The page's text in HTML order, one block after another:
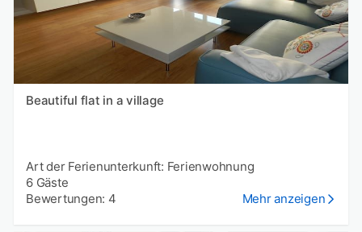
Beautiful flat in a village
Art der Ferienunterkunft: Ferienwohnung
6 Gäste
Bewertungen: 4
Mehr anzeigen